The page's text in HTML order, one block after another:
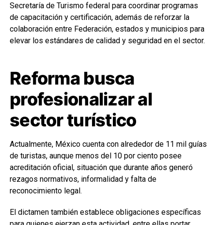
Secretaría de Turismo federal para coordinar programas
de capacitación y certificación, además de reforzar la
colaboración entre Federación, estados y municipios para
elevar los estándares de calidad y seguridad en el sector.
Reforma busca
profesionalizar al
sector turístico
Actualmente, México cuenta con alrededor de 11 mil guías
de turistas, aunque menos del 10 por ciento posee
acreditación oficial, situación que durante años generó
rezagos normativos, informalidad y falta de
reconocimiento legal.
El dictamen también establece obligaciones específicas